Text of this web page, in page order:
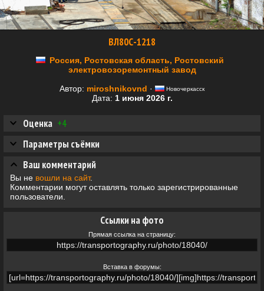
ВЛ80С-1218
Россия, Ростовская область, Ростовский
электровозоремонтный завод
Автор: miroshnikovnd · Новочеркасск
Дата: 1 июня 2026 г.
Оценка +4
Ссылки на фото
Прямая ссылка на страницу:
Вставка в форумы:
Параметры съёмки
Ваш комментарий
Вы не вошли на сайт.
Комментарии могут оставлять только зарегистрированные
пользователи.